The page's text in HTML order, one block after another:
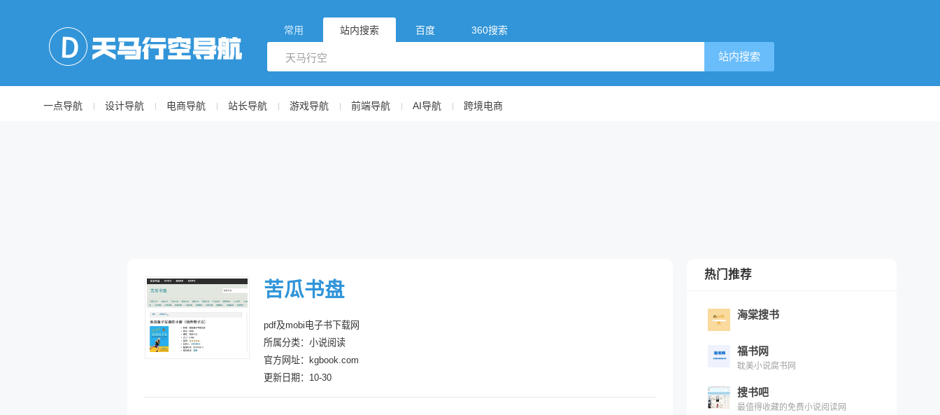
常用 站内搜索 百度 360搜索
站内搜索
一点导航 设计导航 电商导航 站长导航 游戏导航 前端导航 AI导航 跨境电商
苦瓜书盘
pdf及mobi电子书下载网
所属分类：小说阅读
官方网址：kgbook.com
更新日期：10-30
热门推荐
海棠搜书
福书网
耽美小说腐书网
搜书吧
最值得收藏的免费小说阅读网